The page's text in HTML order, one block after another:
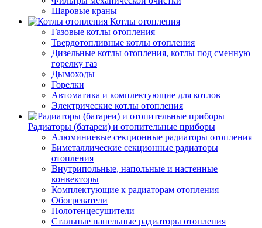
Шаровые краны
Котлы отопления
Газовые котлы отопления
Твердотопливные котлы отопления
Дизельные котлы отопления, котлы под сменную
горелку газ
Дымоходы
Горелки
Автоматика и комплектующие для котлов
Электрические котлы отопления
Радиаторы (батареи) и отопительные приборы
Алюминиевые секционные радиаторы отопления
Биметаллические секционные радиаторы
отопления
Внутрипольные, напольные и настенные
конвекторы
Комплектующие к радиаторам отопления
Обогреватели
Полотенцесушители
Стальные панельные радиаторы отопления